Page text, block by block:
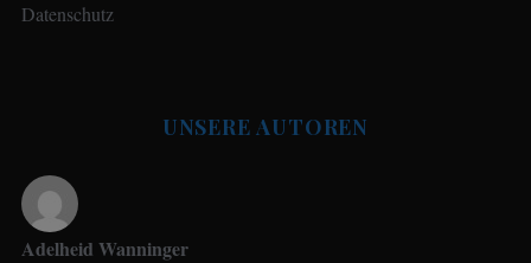
Datenschutz
UNSERE AUTOREN
Adelheid Wanninger